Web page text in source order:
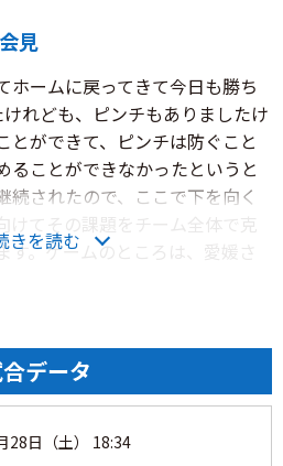
れた展開となり、前半12分に
代を余儀なくされるアクシデン
も最後の局面で得点には至ら
ながら攻勢を強めたが、試合を
のスコアレスドローで試合終
定力の課題が浮き彫りとなる結
ンは3-4-2-1。GK：河田選手。
レス選手、林田選手。シャド
見
ホームに戻ってきて今日も勝ち
れども、ピンチもありましたけ
とができて、ピンチは防ぐこと
ることができなかったというと
続されたので、ここで下を向く
す。ゲームのところは、愛媛さ
しい時には自陣でしっかりブロ
く。そういったこともできたと
ていけるようにまたみんなでや
きを読む
データ
28日（土） 18:34